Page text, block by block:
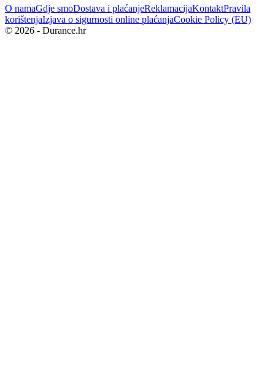
O namaGdje smoDostava i plaćanjeReklamacijaKontaktPravila
korištenjaIzjava o sigurnosti online plaćanjaCookie Policy (EU)
© 2026 - Durance.hr